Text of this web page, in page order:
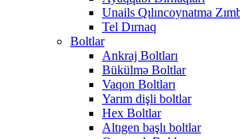
Unails Qılıncoynatma
Tel Dırnaq
Boltlar
Ankraj Boltları
Bükülmə Boltlar
Vaqon Boltları
Yarım dişli boltlar
Hex Boltlar
Altıgen başlı boltlar